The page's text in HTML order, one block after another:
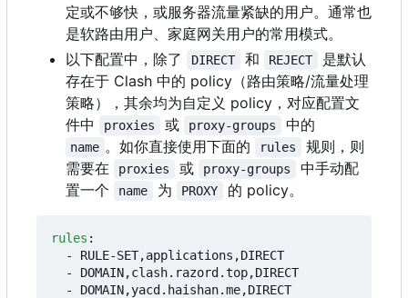
定或不够快，或服务器流量紧缺的用户。通常也
是软路由用户、家庭网关用户的常用模式。
以下配置中，除了
DIRECT 和 REJECT
是默认
存在于 Clash 中的 policy （路由策略/流量处理
策略），其余均为自定义 policy ， 对应配置文
件中
proxies 或 proxy-groups 中的
name 。如你直接使用下面的 rules
规则，则
需要在
proxies 或 proxy-groups
中手动配
置一个
name 为 PROXY 的 policy。
rules :
- RULE-SET,applications,DIRECT
- DOMAIN,clash.razord.top,DIRECT
- DOMAIN,yacd.haishan.me,DIRECT